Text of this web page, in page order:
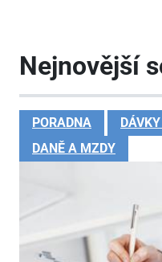
Nejnovější
PORADNA
DANĚ A MZDY